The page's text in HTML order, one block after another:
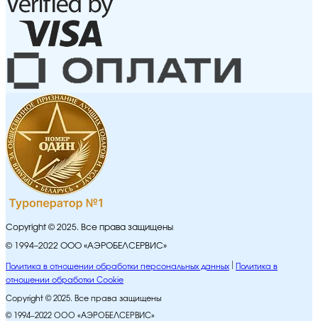
Copyright © 2025. Все права защищены
© 1994–2022 ООО «АЭРОБЕЛСЕРВИС»
Политика в отношении обработки персональных данных
Политика в
отношении обработки Cookie
Copyright © 2025. Все права защищены
© 1994–2022 ООО «АЭРОБЕЛСЕРВИС»